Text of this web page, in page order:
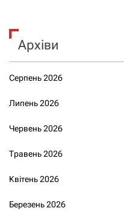
Архіви
Серпень 2026
Липень 2026
Червень 2026
Травень 2026
Квітень 2026
Березень 2026